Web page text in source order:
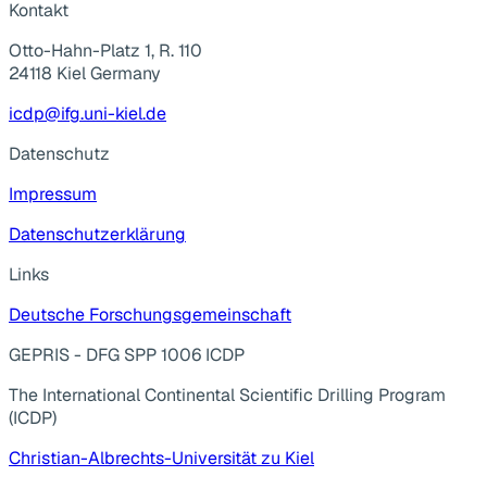
Kontakt
Otto-Hahn-Platz 1, R. 110
24118 Kiel Germany
icdp@ifg.uni-kiel.de
Datenschutz
Impressum
Datenschutzerklärung
Links
Deutsche Forschungsgemeinschaft
GEPRIS - DFG SPP 1006 ICDP
The International Continental Scientific Drilling Program
(ICDP)
Christian-Albrechts-Universität zu Kiel